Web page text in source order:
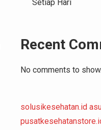
Setiap Hari
Recent
No comments to show.
solusikesehatan.id